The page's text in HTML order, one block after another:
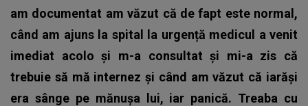
am documentat am văzut că de fapt este normal,
când am ajuns la spital la urgență medicul a venit
imediat acolo și m-a consultat și mi-a zis că
trebuie să mă internez și când am văzut că iarăși
era sânge pe mănușa lui, iar panică. Treaba cu